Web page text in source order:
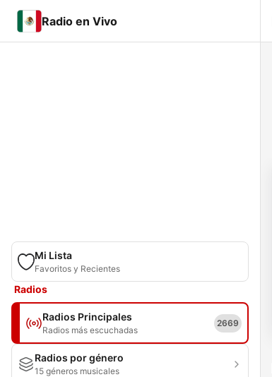
Radio en Vivo
Mi Lista
Favoritos y Recientes
Radios
Radios Principales
Radios más escuchadas
2669
Radios por género
15 géneros musicales